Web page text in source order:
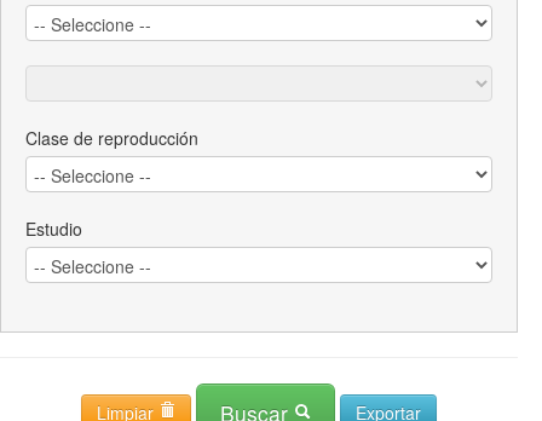
Clase de reproducción
Estudio
Limpiar Buscar